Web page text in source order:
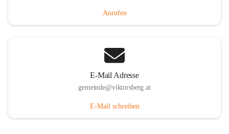
Anrufen
E-Mail Adresse
gemeinde@viktorsberg.at
E-Mail schreiben